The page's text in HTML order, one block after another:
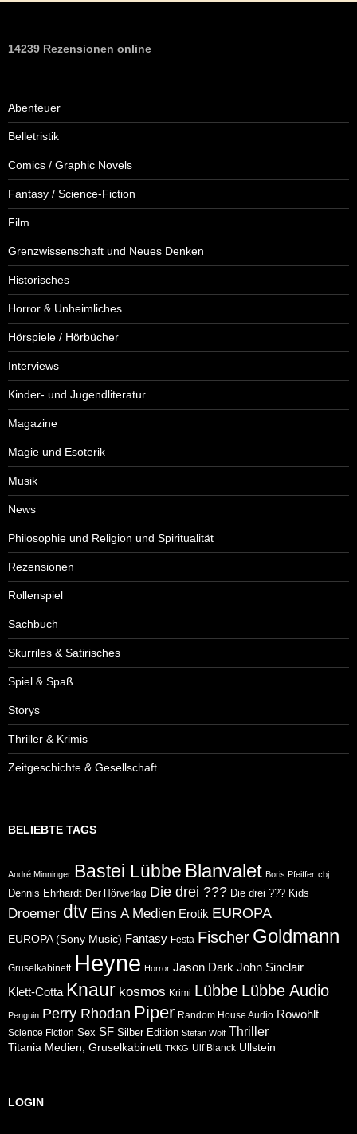
14239 Rezensionen online
Abenteuer
Belletristik
Comics / Graphic Novels
Fantasy / Science-Fiction
Film
Grenzwissenschaft und Neues Denken
Historisches
Horror & Unheimliches
Hörspiele / Hörbücher
Interviews
Kinder- und Jugendliteratur
Magazine
Magie und Esoterik
Musik
News
Philosophie und Religion und Spiritualität
Rezensionen
Rollenspiel
Sachbuch
Skurriles & Satirisches
Spiel & Spaß
Storys
Thriller & Krimis
Zeitgeschichte & Gesellschaft
BELIEBTE TAGS
André Minninger Bastei Lübbe Blanvalet Boris Pfeiffer cbj
Dennis Ehrhardt Der Hörverlag Die drei ??? Die drei ??? Kids
Droemer dtv Eins A Medien Erotik EUROPA
EUROPA (Sony Music) Fantasy Festa Fischer Goldmann
Gruselkabinett Heyne Horror Jason Dark John Sinclair
Klett-Cotta Knaur kosmos Krimi Lübbe Lübbe Audio
Penguin Perry Rhodan Piper Random House Audio Rowohlt
Science Fiction Sex SF Silber Edition Stefan Wolf Thriller
Titania Medien, Gruselkabinett TKKG Ulf Blanck Ullstein
LOGIN